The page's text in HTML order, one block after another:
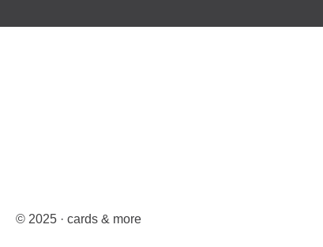
© 2025 · cards & more